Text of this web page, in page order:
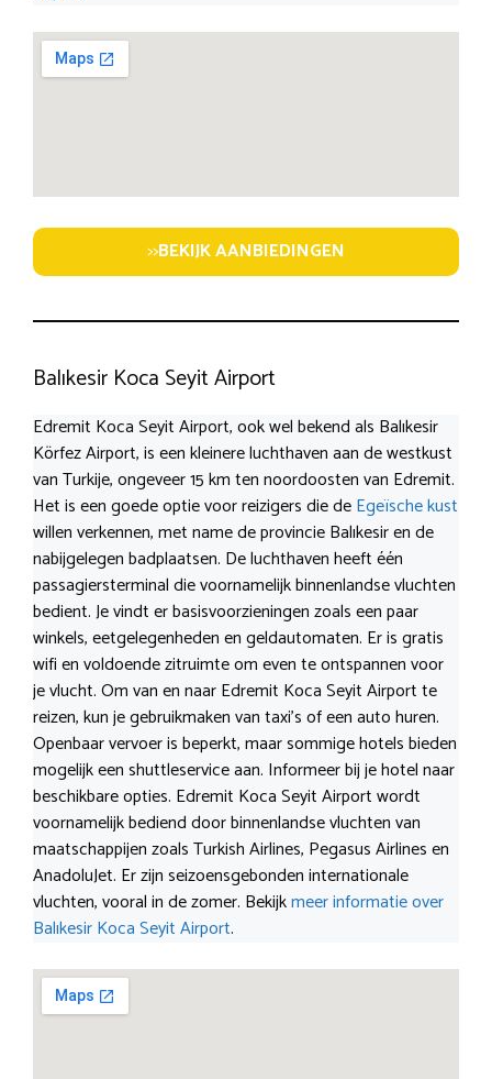
>>BEKIJK AANBIEDINGEN
Balıkesir Koca Seyit Airport
Edremit Koca Seyit Airport, ook wel bekend als Balıkesir
Körfez Airport, is een kleinere luchthaven aan de westkust
van Turkije, ongeveer 15 km ten noordoosten van Edremit.
Het is een goede optie voor reizigers die deEgeïsche kust
willen verkennen, met name de provincie Balıkesir en de
nabijgelegen badplaatsen. De luchthaven heeft één
passagiersterminal die voornamelijk binnenlandse vluchten
bedient. Je vindt er basisvoorzieningen zoals een paar
winkels, eetgelegenheden en geldautomaten. Er is gratis
wifi en voldoende zitruimte om even te ontspannen voor
je vlucht. Om van en naar Edremit Koca Seyit Airport te
reizen, kun je gebruikmaken van taxi’s of een auto huren.
Openbaar vervoer is beperkt, maar sommige hotels bieden
mogelijk een shuttleservice aan. Informeer bij je hotel naar
beschikbare opties. Edremit Koca Seyit Airport wordt
voornamelijk bediend door binnenlandse vluchten van
maatschappijen zoals Turkish Airlines, Pegasus Airlines en
AnadoluJet. Er zijn seizoensgebonden internationale
vluchten, vooral in de zomer. Bekijkmeer informatie over
Balıkesir Koca Seyit Airport.